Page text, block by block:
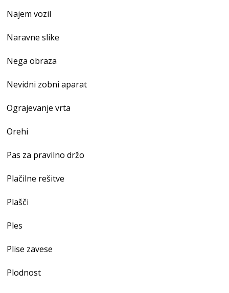
Najem vozil
Naravne slike
Nega obraza
Nevidni zobni aparat
Ograjevanje vrta
Orehi
Pas za pravilno držo
Plačilne rešitve
Plašči
Ples
Plise zavese
Plodnost